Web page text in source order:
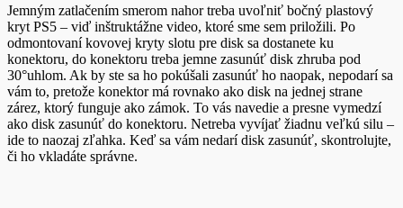
Jemným zatlačením smerom nahor treba uvoľniť bočný plastový
kryt PS5 – viď inštruktážne video, ktoré sme sem priložili. Po
odmontovaní kovovej kryty slotu pre disk sa dostanete ku
konektoru, do konektoru treba jemne zasunúť disk zhruba pod
30°uhlom. Ak by ste sa ho pokúšali zasunúť ho naopak, nepodarí sa
vám to, pretože konektor má rovnako ako disk na jednej strane
zárez, ktorý funguje ako zámok. To vás navedie a presne vymedzí
ako disk zasunúť do konektoru. Netreba vyvíjať žiadnu veľkú silu –
ide to naozaj zľahka. Keď sa vám nedarí disk zasunúť, skontrolujte,
či ho vkladáte správne.